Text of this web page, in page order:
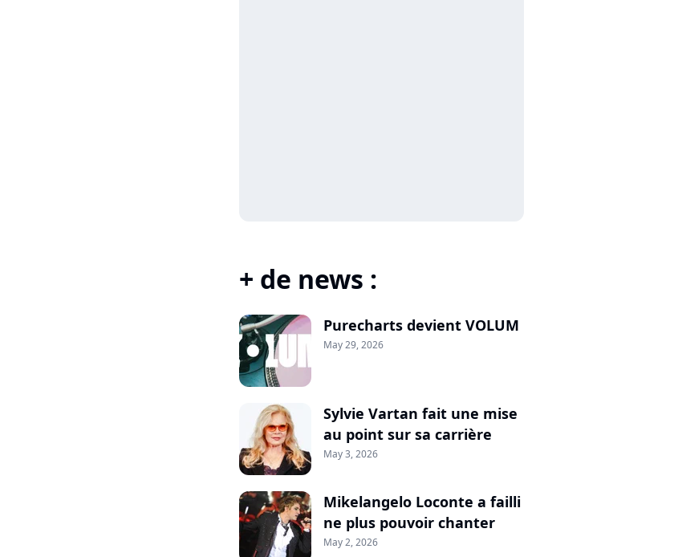
+ de news :
Purecharts devient VOLUM
May 29, 2026
Sylvie Vartan fait une mise
au point sur sa carrière
May 3, 2026
Mikelangelo Loconte a failli
ne plus pouvoir chanter
May 2, 2026